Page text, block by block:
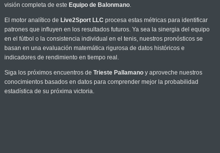
visión completa de este Equipo de Balonmano.
El motor analítico de Live2Sport LLC procesa estas métricas para identificar
patrones que influyen en los resultados futuros. Ya sea la sinergia del equipo
en el fútbol o la consistencia individual en el tenis, nuestros pronósticos se
basan en una evaluación matemática rigurosa de datos históricos e
indicadores de rendimiento en tiempo real.
Siga los próximos encuentros de Trieste Pallamanoy aproveche nuestros
conocimientos basados en datos para comprender mejor la probabilidad
estadística de su próxima victoria.